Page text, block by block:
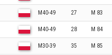
M40-49 27 M 83
M40-49 28 M 84
M30-39 35 M 85